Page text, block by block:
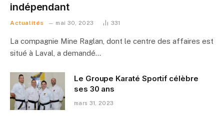
indépendant
Actualités mai 30, 2023 331
La compagnie Mine Raglan, dont le centre des affaires est
situé à Laval, a demandé…
Le Groupe Karaté Sportif célèbre
ses 30 ans
mars 31, 2023